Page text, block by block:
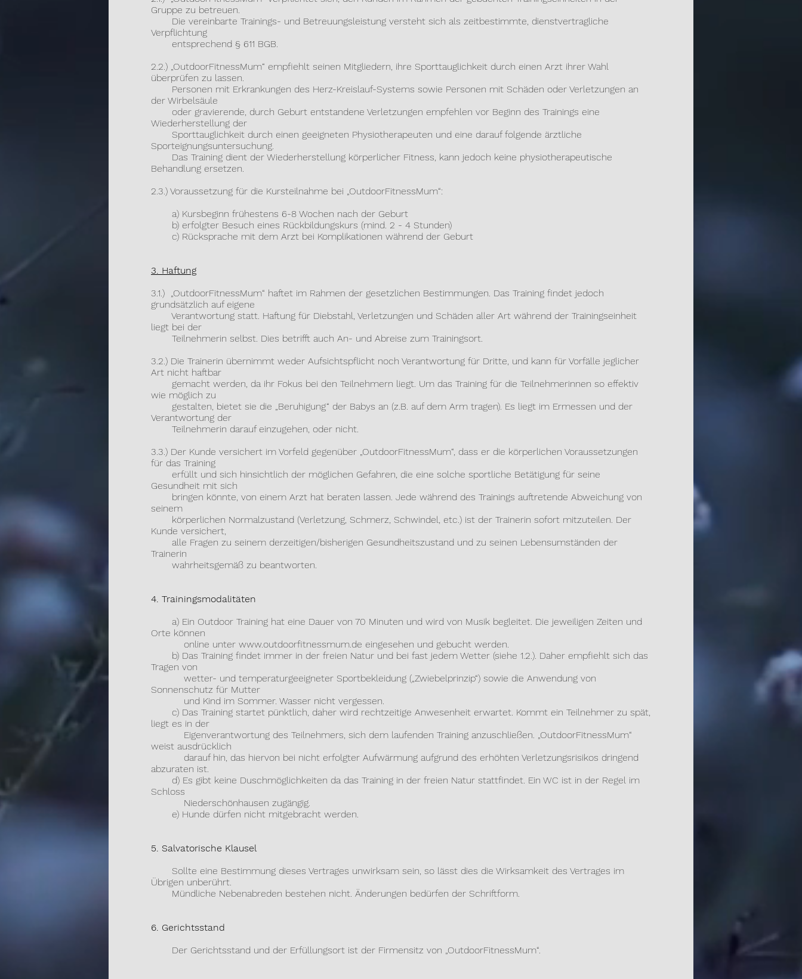
Gruppe zu betreuen.
Die vereinbarte Trainings- und Betreuungsleistung versteht sich als zeitbestimmte, dienstvertragliche
Verpflichtung
entsprechend § 611 BGB.
2.2.) „OutdoorFitnessMum“ empfiehlt seinen Mitgliedern, ihre Sporttauglichkeit durch einen Arzt ihrer Wahl
überprüfen zu lassen.
Personen mit Erkrankungen des Herz-Kreislauf-Systems sowie Personen mit Schäden oder Verletzungen an
der Wirbelsäule
oder gravierende, durch Geburt entstandene Verletzungen empfehlen vor Beginn des Trainings eine
Wiederherstellung der
Sporttauglichkeit durch einen geeigneten Physiotherapeuten und eine darauf folgende ärztliche
Sporteignungsuntersuchung.
Das Training dient der Wiederherstellung körperlicher Fitness, kann jedoch keine physiotherapeutische
Behandlung ersetzen.
2.3.) Voraussetzung für die Kursteilnahme bei „OutdoorFitnessMum“:
a) Kursbeginn frühestens 6-8 Wochen nach der Geburt
b) erfolgter Besuch eines Rückbildungskurs (mind. 2 - 4 Stunden)
c) Rücksprache mit dem Arzt bei Komplikationen während der Geburt
3. Haftung
3.1.) „OutdoorFitnessMum“ haftet im Rahmen der gesetzlichen Bestimmungen. Das Training findet jedoch
grundsätzlich auf eigene
Verantwortung statt. Haftung für Diebstahl, Verletzungen und Schäden aller Art während der Trainingseinheit
liegt bei der
Teilnehmerin selbst. Dies betrifft auch An- und Abreise zum Trainingsort.
3.2.) Die Trainerin übernimmt weder Aufsichtspflicht noch Verantwortung für Dritte, und kann für Vorfälle jeglicher
Art nicht haftbar
gemacht werden, da ihr Fokus bei den Teilnehmern liegt. Um das Training für die Teilnehmerinnen so effektiv
wie möglich zu
gestalten, bietet sie die „Beruhigung“ der Babys an (z.B. auf dem Arm tragen). Es liegt im Ermessen und der
Verantwortung der
Teilnehmerin darauf einzugehen, oder nicht.
3.3.) Der Kunde versichert im Vorfeld gegenüber „OutdoorFitnessMum“, dass er die körperlichen Voraussetzungen
für das Training
erfüllt und sich hinsichtlich der möglichen Gefahren, die eine solche sportliche Betätigung für seine
Gesundheit mit sich
bringen könnte, von einem Arzt hat beraten lassen. Jede während des Trainings auftretende Abweichung von
seinem
körperlichen Normalzustand (Verletzung, Schmerz, Schwindel, etc.) ist der Trainerin sofort mitzuteilen. Der
Kunde versichert,
alle Fragen zu seinem derzeitigen/bisherigen Gesundheitszustand und zu seinen Lebensumständen der
Trainerin
wahrheitsgemäß zu beantworten.
4. Trainingsmodalitäten
a) Ein Outdoor Training hat eine Dauer von 70 Minuten und wird von Musik begleitet. Die jeweiligen Zeiten und
Orte können
online unter www.outdoorfitnessmum.de eingesehen und gebucht werden.
b) Das Training findet immer in der freien Natur und bei fast jedem Wetter (siehe 1.2.). Daher empfiehlt sich das
Tragen von
wetter- und temperaturgeeigneter Sportbekleidung („Zwiebelprinzip“) sowie die Anwendung von
Sonnenschutz für Mutter
und Kind im Sommer. Wasser nicht vergessen.
c) Das Training startet pünktlich, daher wird rechtzeitige Anwesenheit erwartet. Kommt ein Teilnehmer zu spät,
liegt es in der
Eigenverantwortung des Teilnehmers, sich dem laufenden Training anzuschließen. „OutdoorFitnessMum“
weist ausdrücklich
darauf hin, das hiervon bei nicht erfolgter Aufwärmung aufgrund des erhöhten Verletzungsrisikos dringend
abzuraten ist.
d) Es gibt keine Duschmöglichkeiten da das Training in der freien Natur stattfindet. Ein WC ist in der Regel im
Schloss
Niederschönhausen zugängig.
e) Hunde dürfen nicht mitgebracht werden.
5. Salvatorische Klausel
Sollte eine Bestimmung dieses Vertrages unwirksam sein, so lässt dies die Wirksamkeit des Vertrages im
Übrigen unberührt.
Mündliche Nebenabreden bestehen nicht. Änderungen bedürfen der Schriftform.
6. Gerichtsstand
Der Gerichtsstand und der Erfüllungsort ist der Firmensitz von „OutdoorFitnessMum“.